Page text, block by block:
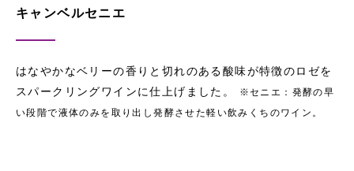
キャンベルセニエ
はなやかなベリーの香りと切れのある酸味が特徴のロゼを
スパークリングワインに仕上げました。
※セニエ：発酵の早
い段階で液体のみを取り出し発酵させた軽い飲みくちのワイン。